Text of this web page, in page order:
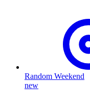
Random Weekend
new